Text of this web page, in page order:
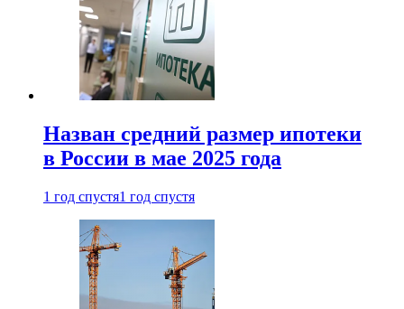
Назван средний размер ипотеки
в России в мае 2025 года
1 год спустя1 год спустя